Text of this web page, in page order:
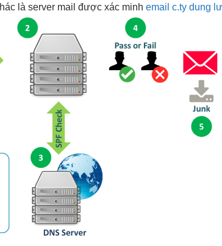
là server mail được xác minhemail c.ty dung